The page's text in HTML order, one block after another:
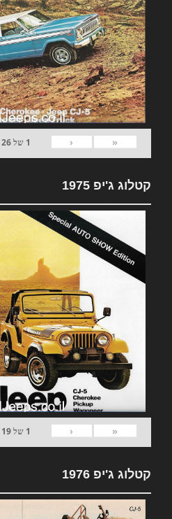
«
‹
1 של26
קטלוג ג'יפ 1975
«
‹
1 של19
קטלוג ג'יפ 1976